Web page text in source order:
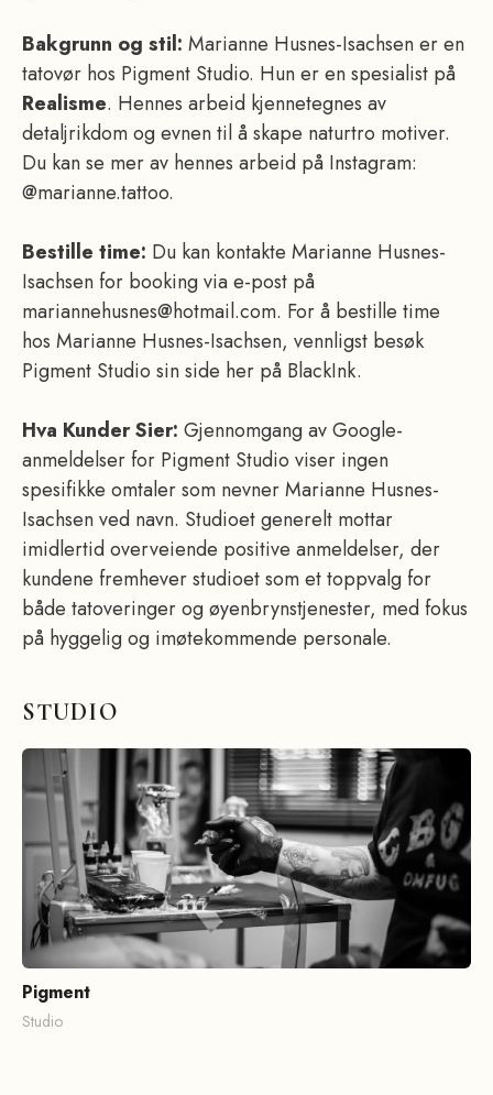
Bakgrunn og stil: Marianne Husnes-Isachsen er en
tatovør hos Pigment Studio. Hun er en spesialist på
Realisme. Hennes arbeid kjennetegnes av
detaljrikdom og evnen til å skape naturtro motiver.
Du kan se mer av hennes arbeid på Instagram:
@marianne.tattoo.
Bestille time: Du kan kontakte Marianne Husnes-
Isachsen for booking via e-post på
mariannehusnes@hotmail.com. For å bestille time
hos Marianne Husnes-Isachsen, vennligst besøk
Pigment Studio sin side her på BlackInk.
Hva Kunder Sier: Gjennomgang av Google-
anmeldelser for Pigment Studio viser ingen
spesifikke omtaler som nevner Marianne Husnes-
Isachsen ved navn. Studioet generelt mottar
imidlertid overveiende positive anmeldelser, der
kundene fremhever studioet som et toppvalg for
både tatoveringer og øyenbrynstjenester, med fokus
på hyggelig og imøtekommende personale.
STUDIO
Pigment
Studio